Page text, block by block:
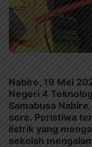
Nabire, 19 Mei
Negeri 4
Samabusa
sore. Peristiwa
listrik yang
sekolah